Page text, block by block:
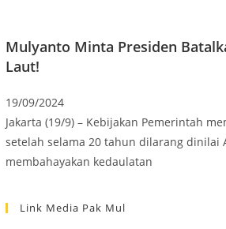
Mulyanto Minta Presiden
Laut!
19/09/2024
Jakarta (19/9) – Kebijakan Pemerintah
setelah selama 20 tahun dilarang dinilai
membahayakan kedaulatan
Link Media Pak Mul